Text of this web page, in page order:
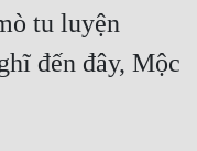
tu luyện
đến đây, Mộc